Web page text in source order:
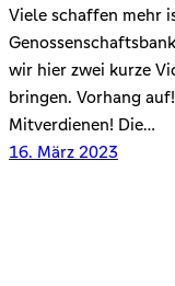
Viele schaffen mehr
wir hier zwei kurze
bringen. Vorhang
Mitverdienen! Die…
16. März 2023